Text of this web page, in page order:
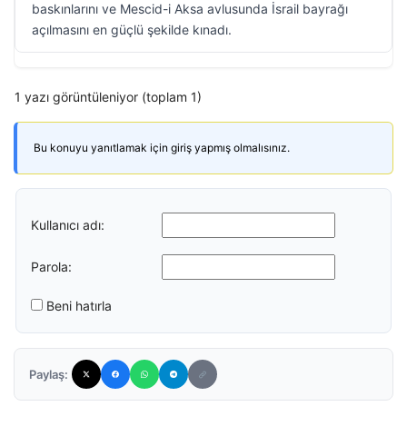
baskınlarını ve Mescid-i Aksa avlusunda İsrail bayrağı
açılmasını en güçlü şekilde kınadı.
1 yazı görüntüleniyor (toplam 1)
Bu konuyu yanıtlamak için giriş yapmış olmalısınız.
Kullanıcı adı:
Parola:
Beni hatırla
Paylaş: